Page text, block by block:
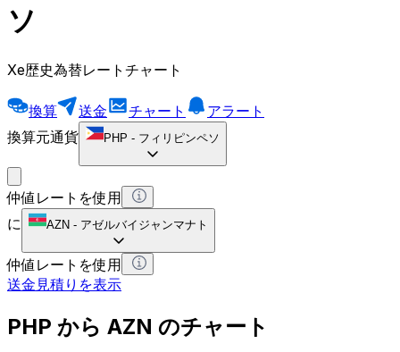
ソ
Xe歴史為替レートチャート
換算 送金 チャート
アラート
換算元通貨
PHP - フィリピンペソ
仲値レートを使用
に
AZN - アゼルバイジャンマナト
仲値レートを使用
送金見積りを表示
PHP から AZN のチャート